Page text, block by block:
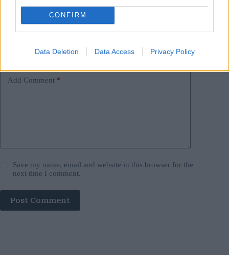
CONFIRM
Data Deletion Data Access Privacy Policy
Name*
Email*
Add Comment *
Save my name, email and website in this browser for the
next time I comment.
Post Comment